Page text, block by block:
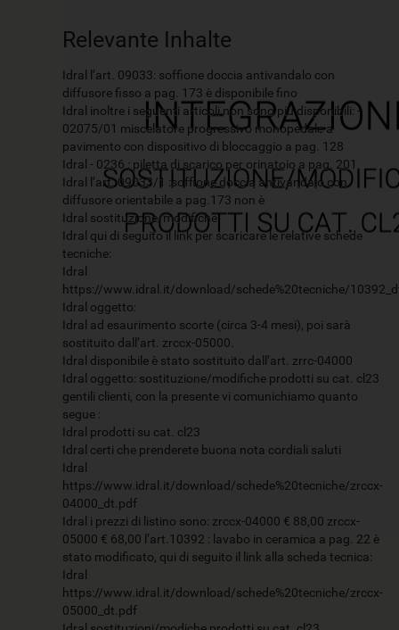
Relevante Inhalte
Idral l’art. 09033: soffione doccia antivandalo con
diffusore fisso a pag. 173 è disponibile fino
Idral inoltre i seguenti articoli non sono più disponibili: -
02075/01 miscelatore progressivo monopedale a
pavimento con dispositivo di bloccaggio a pag. 128
Idral - 0236 : piletta di scarico per orinatoio a pag. 201
Idral l’art. 09033/1 :soffione doccia antivandalo con
diffusore orientabile a pag.173 non è
Idral sostituzione/modifiche
Idral qui di seguito il link per scaricare le relative schede
tecniche:
Idral
https://www.idral.it/download/schede%20tecniche/
Idral oggetto:
Idral ad esaurimento scorte (circa 3-4 mesi), poi sarà
sostituito dall’art. zrccx-05000.
Idral disponibile è stato sostituito dall’art. zrrc-04000
Idral oggetto: sostituzione/modifiche prodotti su cat. cl23
gentili clienti, con la presente vi comunichiamo quanto
segue :
Idral prodotti su cat. cl23
Idral certi che prenderete buona nota cordiali saluti
Idral
https://www.idral.it/download/schede%20tecniche/zrccx-
04000_dt.pdf
Idral i prezzi di listino sono: zrccx-04000 € 88,00 zrccx-
05000 € 68,00 l’art.10392 : lavabo in ceramica a pag. 22 è
stato modificato, qui di seguito il link alla scheda tecnica:
Idral
https://www.idral.it/download/schede%20tecniche/zrccx-
05000_dt.pdf